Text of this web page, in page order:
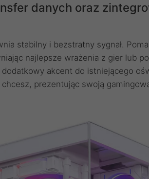
danych oraz
stabilny i bezstratny sygnał.
najlepsze wrażenia z gier lub
akcent do istniejącego
prezentując swoją